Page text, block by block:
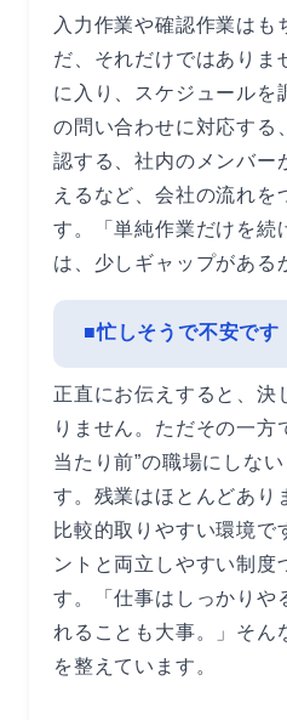
入力作業や確認作業はも
だ、それだけではありま
に入り、スケジュールを
の問い合わせに対応する
認する、社内のメンバー
えるなど、会社の流れを
す。「単純作業だけを続
は、少しギャップがある
■忙しそうで不安です
正直にお伝えすると、決
りません。ただその一方
当たり前”の職場にしな
す。残業はほとんどあり
比較的取りやすい環境で
ントと両立しやすい制度
す。「仕事はしっかりや
れることも大事。」そん
を整えています。